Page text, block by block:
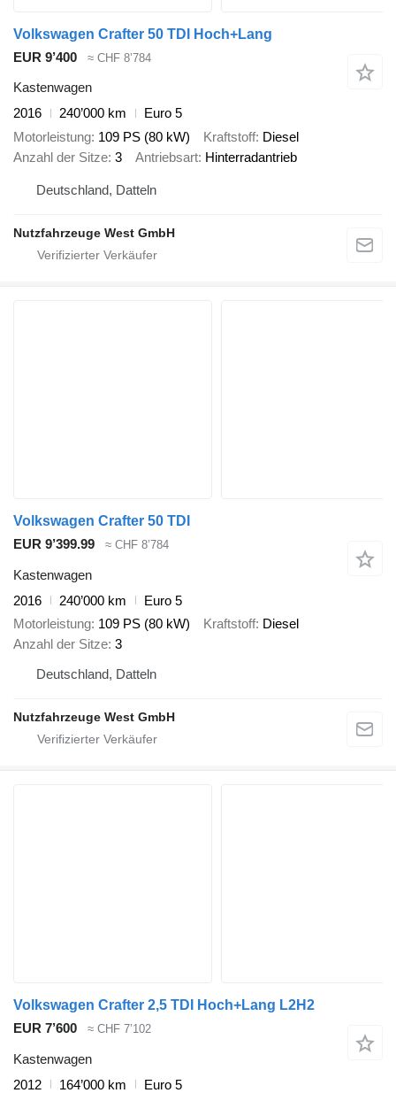
Volkswagen Crafter 50 TDI Hoch+Lang
EUR 9’400
≈ CHF 8’784
Kastenwagen
2016
240’000 km
Euro 5
Motorleistung 109 PS (80 kW) Kraftstoff Diesel
Anzahl der Sitze 3 Antriebsart Hinterradantrieb
Deutschland, Datteln
Nutzfahrzeuge West GmbH
Volkswagen Crafter 50 TDI
EUR 9’399.99
≈ CHF 8’784
Kastenwagen
2016
240’000 km
Euro 5
Motorleistung 109 PS (80 kW) Kraftstoff Diesel
Anzahl der Sitze 3
Deutschland, Datteln
Nutzfahrzeuge West GmbH
Volkswagen Crafter 2,5 TDI Hoch+Lang L2H2
EUR 7’600
≈ CHF 7’102
Kastenwagen
2012
164’000 km
Euro 5